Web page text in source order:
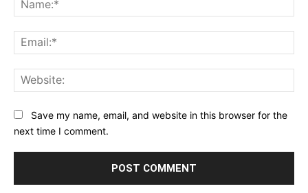
Save my name, email, and website in this browser for the
next time I comment.